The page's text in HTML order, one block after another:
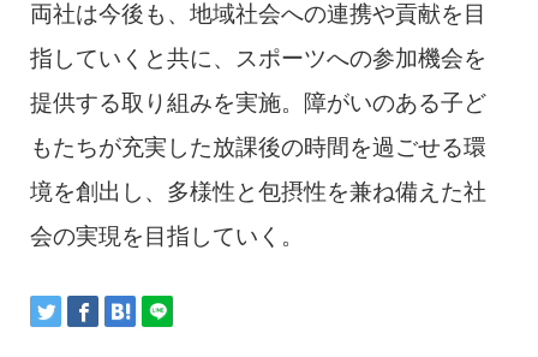
両社は今後も、地域社会への連携や貢献を目
指していくと共に、スポーツへの参加機会を
提供する取り組みを実施。障がいのある子ど
もたちが充実した放課後の時間を過ごせる環
境を創出し、多様性と包摂性を兼ね備えた社
会の実現を目指していく。